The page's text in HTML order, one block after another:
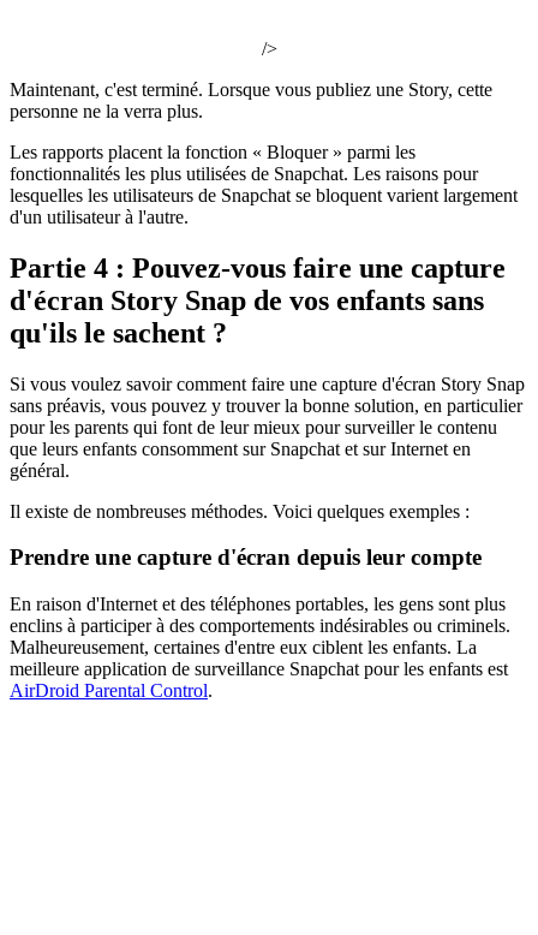
/>
Maintenant, c'est terminé. Lorsque vous publiez une Story, cette
personne ne la verra plus.
Les rapports placent la fonction « Bloquer » parmi les
fonctionnalités les plus utilisées de Snapchat. Les raisons pour
lesquelles les utilisateurs de Snapchat se bloquent varient largement
d'un utilisateur à l'autre.
Partie 4 : Pouvez-vous faire une capture
d'écran Story Snap de vos enfants sans
qu'ils le sachent ?
Si vous voulez savoir comment faire une capture d'écran Story Snap
sans préavis, vous pouvez y trouver la bonne solution, en particulier
pour les parents qui font de leur mieux pour surveiller le contenu
que leurs enfants consomment sur Snapchat et sur Internet en
général.
Il existe de nombreuses méthodes. Voici quelques exemples :
Prendre une capture d'écran depuis leur compte
En raison d'Internet et des téléphones portables, les gens sont plus
enclins à participer à des comportements indésirables ou criminels.
Malheureusement, certaines d'entre eux ciblent les enfants. La
meilleure application de surveillance Snapchat pour les enfants est
AirDroid Parental Control.